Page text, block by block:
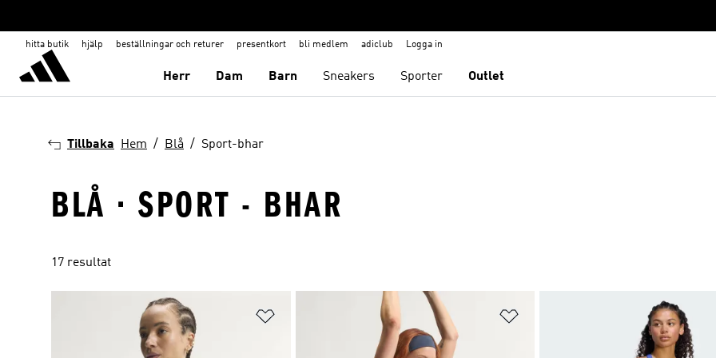
hitta butik hjälp beställningar och returer presentkort bli medlem adiclub Logga in
Herr Dam Barn Sneakers Sporter Outlet
Tillbaka Hem Blå Sport-bhar
BLÅ · SPORT - BHAR
17 resultat
Lägg till på önskelistan Lägg till på önskelistan